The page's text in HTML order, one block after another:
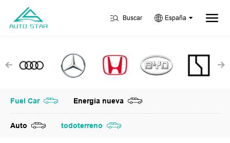
Buscar España
Fuel Car Energia nueva
Auto todoterreno